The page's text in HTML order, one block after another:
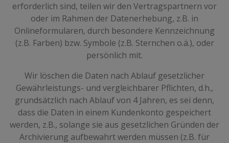
erforderlich sind, teilen wir den Vertragspartnern vor
oder im Rahmen der Datenerhebung, z.B. in
Onlineformularen, durch besondere Kennzeichnung
(z.B. Farben) bzw. Symbole (z.B. Sternchen o.ä.), oder
persönlich mit.
Wir löschen die Daten nach Ablauf gesetzlicher
Gewährleistungs- und vergleichbarer Pflichten, d.h.,
grundsätzlich nach Ablauf von 4 Jahren, es sei denn,
dass die Daten in einem Kundenkonto gespeichert
werden, z.B., solange sie aus gesetzlichen Gründen der
Archivierung aufbewahrt werden müssen (z.B. für